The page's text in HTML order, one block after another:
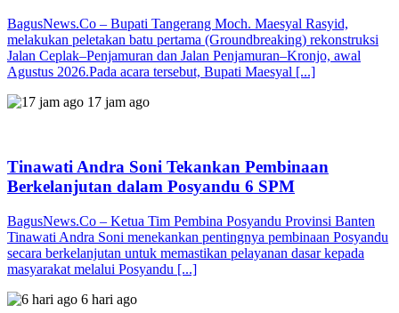
BagusNews.Co – Bupati Tangerang Moch. Maesyal Rasyid,
melakukan peletakan batu pertama (Groundbreaking) rekonstruksi
Jalan Ceplak–Penjamuran dan Jalan Penjamuran–Kronjo, awal
Agustus 2026.Pada acara tersebut, Bupati Maesyal [...]
17 jam ago
Tinawati Andra Soni Tekankan Pembinaan
Berkelanjutan dalam Posyandu 6 SPM
BagusNews.Co – Ketua Tim Pembina Posyandu Provinsi Banten
Tinawati Andra Soni menekankan pentingnya pembinaan Posyandu
secara berkelanjutan untuk memastikan pelayanan dasar kepada
masyarakat melalui Posyandu [...]
6 hari ago